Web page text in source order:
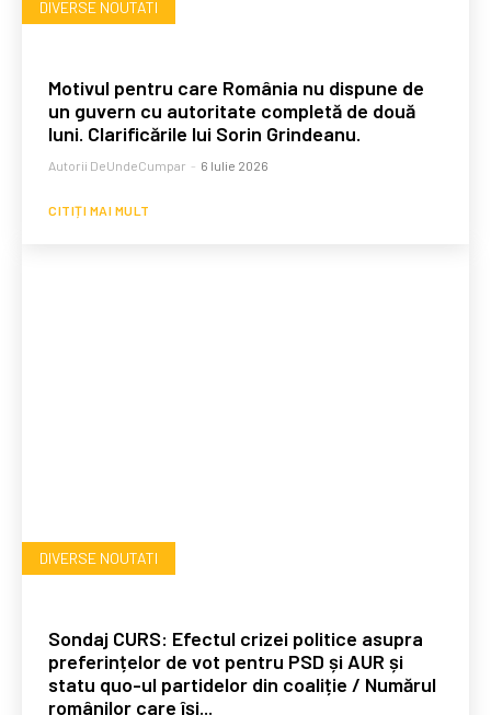
DIVERSE NOUTATI
Motivul pentru care România nu dispune de
un guvern cu autoritate completă de două
luni. Clarificările lui Sorin Grindeanu.
Autorii DeUndeCumpar - 6 Iulie 2026
CITIȚI MAI MULT
DIVERSE NOUTATI
Sondaj CURS: Efectul crizei politice asupra
preferințelor de vot pentru PSD și AUR și
statu quo-ul partidelor din coaliție / Numărul
românilor care își...